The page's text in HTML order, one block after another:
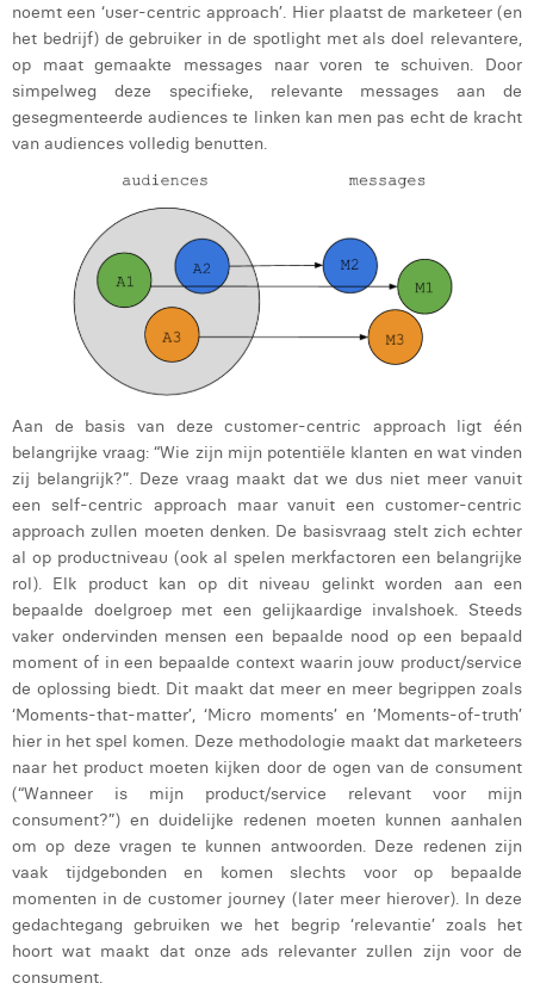
Yaël Vanhoe
noemt een ‘user-centric approach’. Hier plaatst de marketeer (en
het bedrijf) de gebruiker in de spotlight met als doel relevantere,
op maat gemaakte messages naar voren te schuiven. Door
simpelweg deze specifieke, relevante messages aan de
gesegmenteerde audiences te linken kan men pas echt de kracht
van audiences volledig benutten.
Aan de basis van deze customer-centric approach ligt één
belangrijke vraag: “Wie zijn mijn potentiële klanten en wat vinden
zij belangrijk?”. Deze vraag maakt dat we dus niet meer vanuit
een self-centric approach maar vanuit een customer-centric
approach zullen moeten denken. De basisvraag stelt zich echter
al op productniveau (ook al spelen merkfactoren een belangrijke
rol). Elk product kan op dit niveau gelinkt worden aan een
bepaalde doelgroep met een gelijkaardige invalshoek. Steeds
vaker ondervinden mensen een bepaalde nood op een bepaald
moment of in een bepaalde context waarin jouw product/service
de oplossing biedt. Dit maakt dat meer en meer begrippen zoals
‘Moments-that-matter’, ‘Micro moments’ en ’Moments-of-truth’
hier in het spel komen. Deze methodologie maakt dat marketeers
naar het product moeten kijken door de ogen van de consument
(“Wanneer is mijn product/service relevant voor mijn
consument?”) en duidelijke redenen moeten kunnen aanhalen
om op deze vragen te kunnen antwoorden. Deze redenen zijn
vaak tijdgebonden en komen slechts voor op bepaalde
momenten in de customer journey (later meer hierover). In deze
gedachtegang gebruiken we het begrip ‘relevantie’ zoals het
hoort wat maakt dat onze ads relevanter zullen zijn voor de
consument.